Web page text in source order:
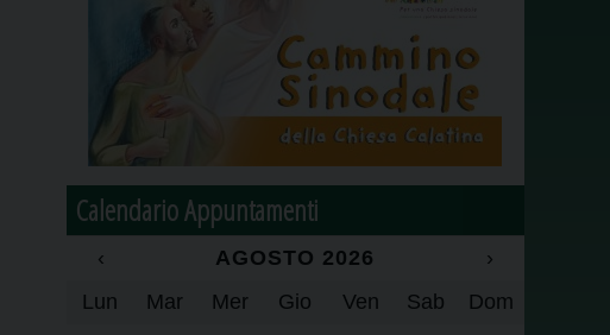
Calendario Appuntamenti
‹ AGOSTO 2026
›
Lun
Mar Mer Gio Ven Sab Dom